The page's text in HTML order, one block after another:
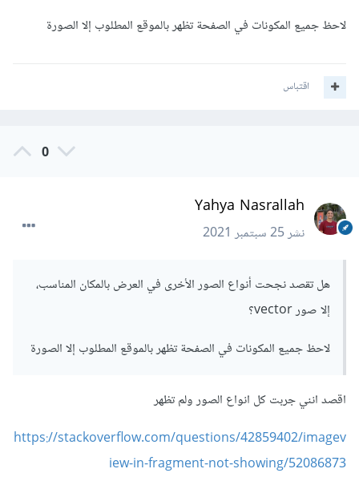
لاحظ جميع المكونات في الصفحة تظهر بالموقع المطلوب إلا الصورة
اقتباس
0
Yahya Nasrallah
نشر25 سبتمبر 2021
هل تقصد نجحت أنواع الصور الأخرى في العرض بالمكان المناسب،
إلا صور vector؟
لاحظ جميع المكونات في الصفحة تظهر بالموقع المطلوب إلا الصورة
اقصد انني جربت كل انواع الصور ولم تظهر
https://stackoverflow.com/questions/42859402/imagev
iew-in-fragment-not-showing/52086873